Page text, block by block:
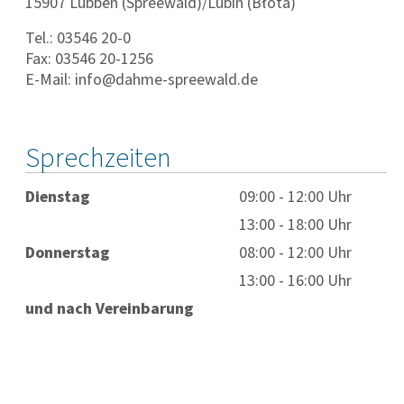
Tel.: 03546 20-0
Fax: 03546 20-1256
E-Mail: info@dahme-spreewald.de
Sprechzeiten
Dienstag
09:00 - 12:00 Uhr
13:00 - 18:00 Uhr
Donnerstag
08:00 - 12:00 Uhr
13:00 - 16:00 Uhr
und nach Vereinbarung